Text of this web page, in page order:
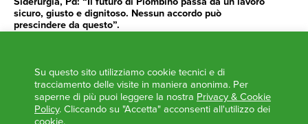
sicuro, giusto e dignitoso. Nessun accordo può
prescindere da questo”.
impegno e determinazione delle istituzioni”
AGENDA
Su questo sito utilizziamo cookie tecnici e di
tracciamento delle visite in maniera anonima. Per
saperne di più puoi leggere la nostra Privacy & Cookie
Policy. Cliccando su "Accetta" acconsenti all'utilizzo dei